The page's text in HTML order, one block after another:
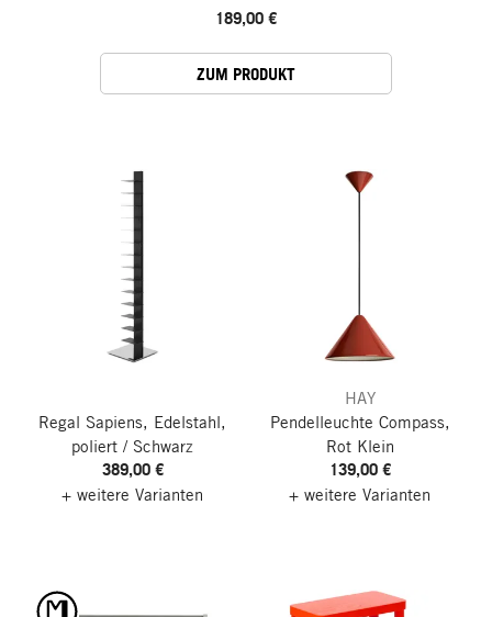
189,00 €
ZUM PRODUKT
Regal Sapiens, Edelstahl,
poliert / Schwarz
389,00 €
+ weitere Varianten
HAY
Pendelleuchte Compass,
RotKlein
139,00 €
+ weitere Varianten